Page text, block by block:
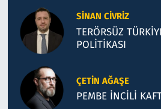
SINAN CIVRIZ
TERÖRSÜZ
POLİTİKASI
ÇETIN AĞAŞE
PEMBE İNCİLİ